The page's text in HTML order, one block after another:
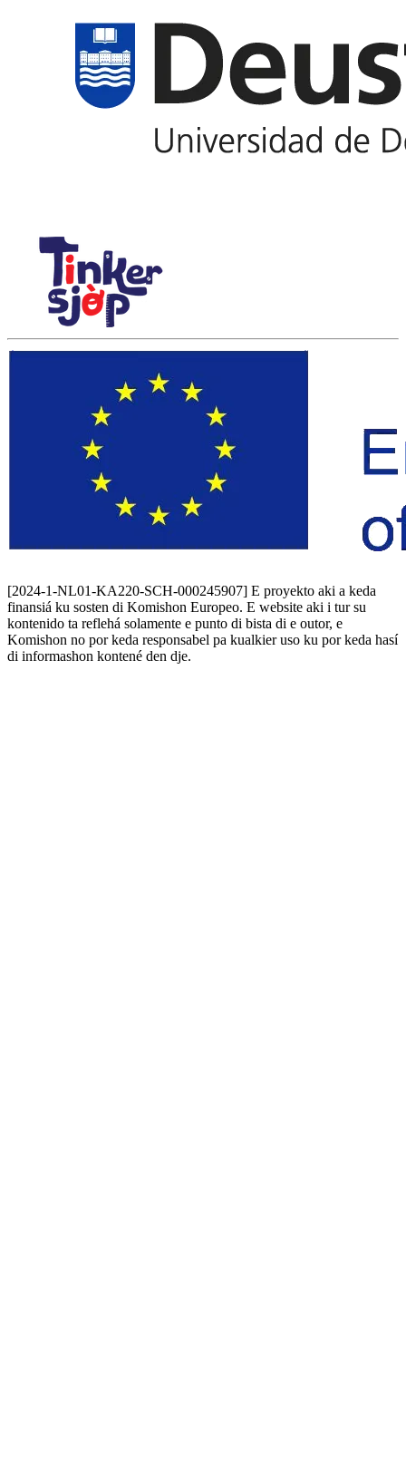
[2024-1-NL01-KA220-SCH-000245907] E proyekto aki a keda
finansiá ku sosten di Komishon Europeo. E website aki i tur su
kontenido ta reflehá solamente e punto di bista di e outor, e
Komishon no por keda responsabel pa kualkier uso ku por keda hasí
di informashon kontené den dje.